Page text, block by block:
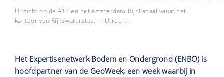
Uitzicht op de A12 en het Amsterdam-Rijnkanaal vanaf het
kantoor van Rijkswaterstaat in Utrecht.
Het Expertisenetwerk Bodem en Ondergrond (ENBO) is
hoofdpartner van de GeoWeek, een week waarbij in